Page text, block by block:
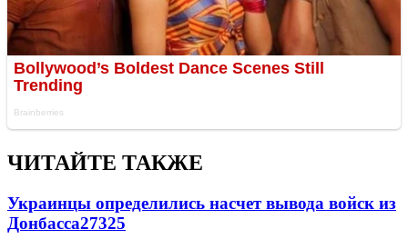
ЧИТАЙТЕ ТАКЖЕ
Украинцы определились насчет вывода войск из
Донбасса27325